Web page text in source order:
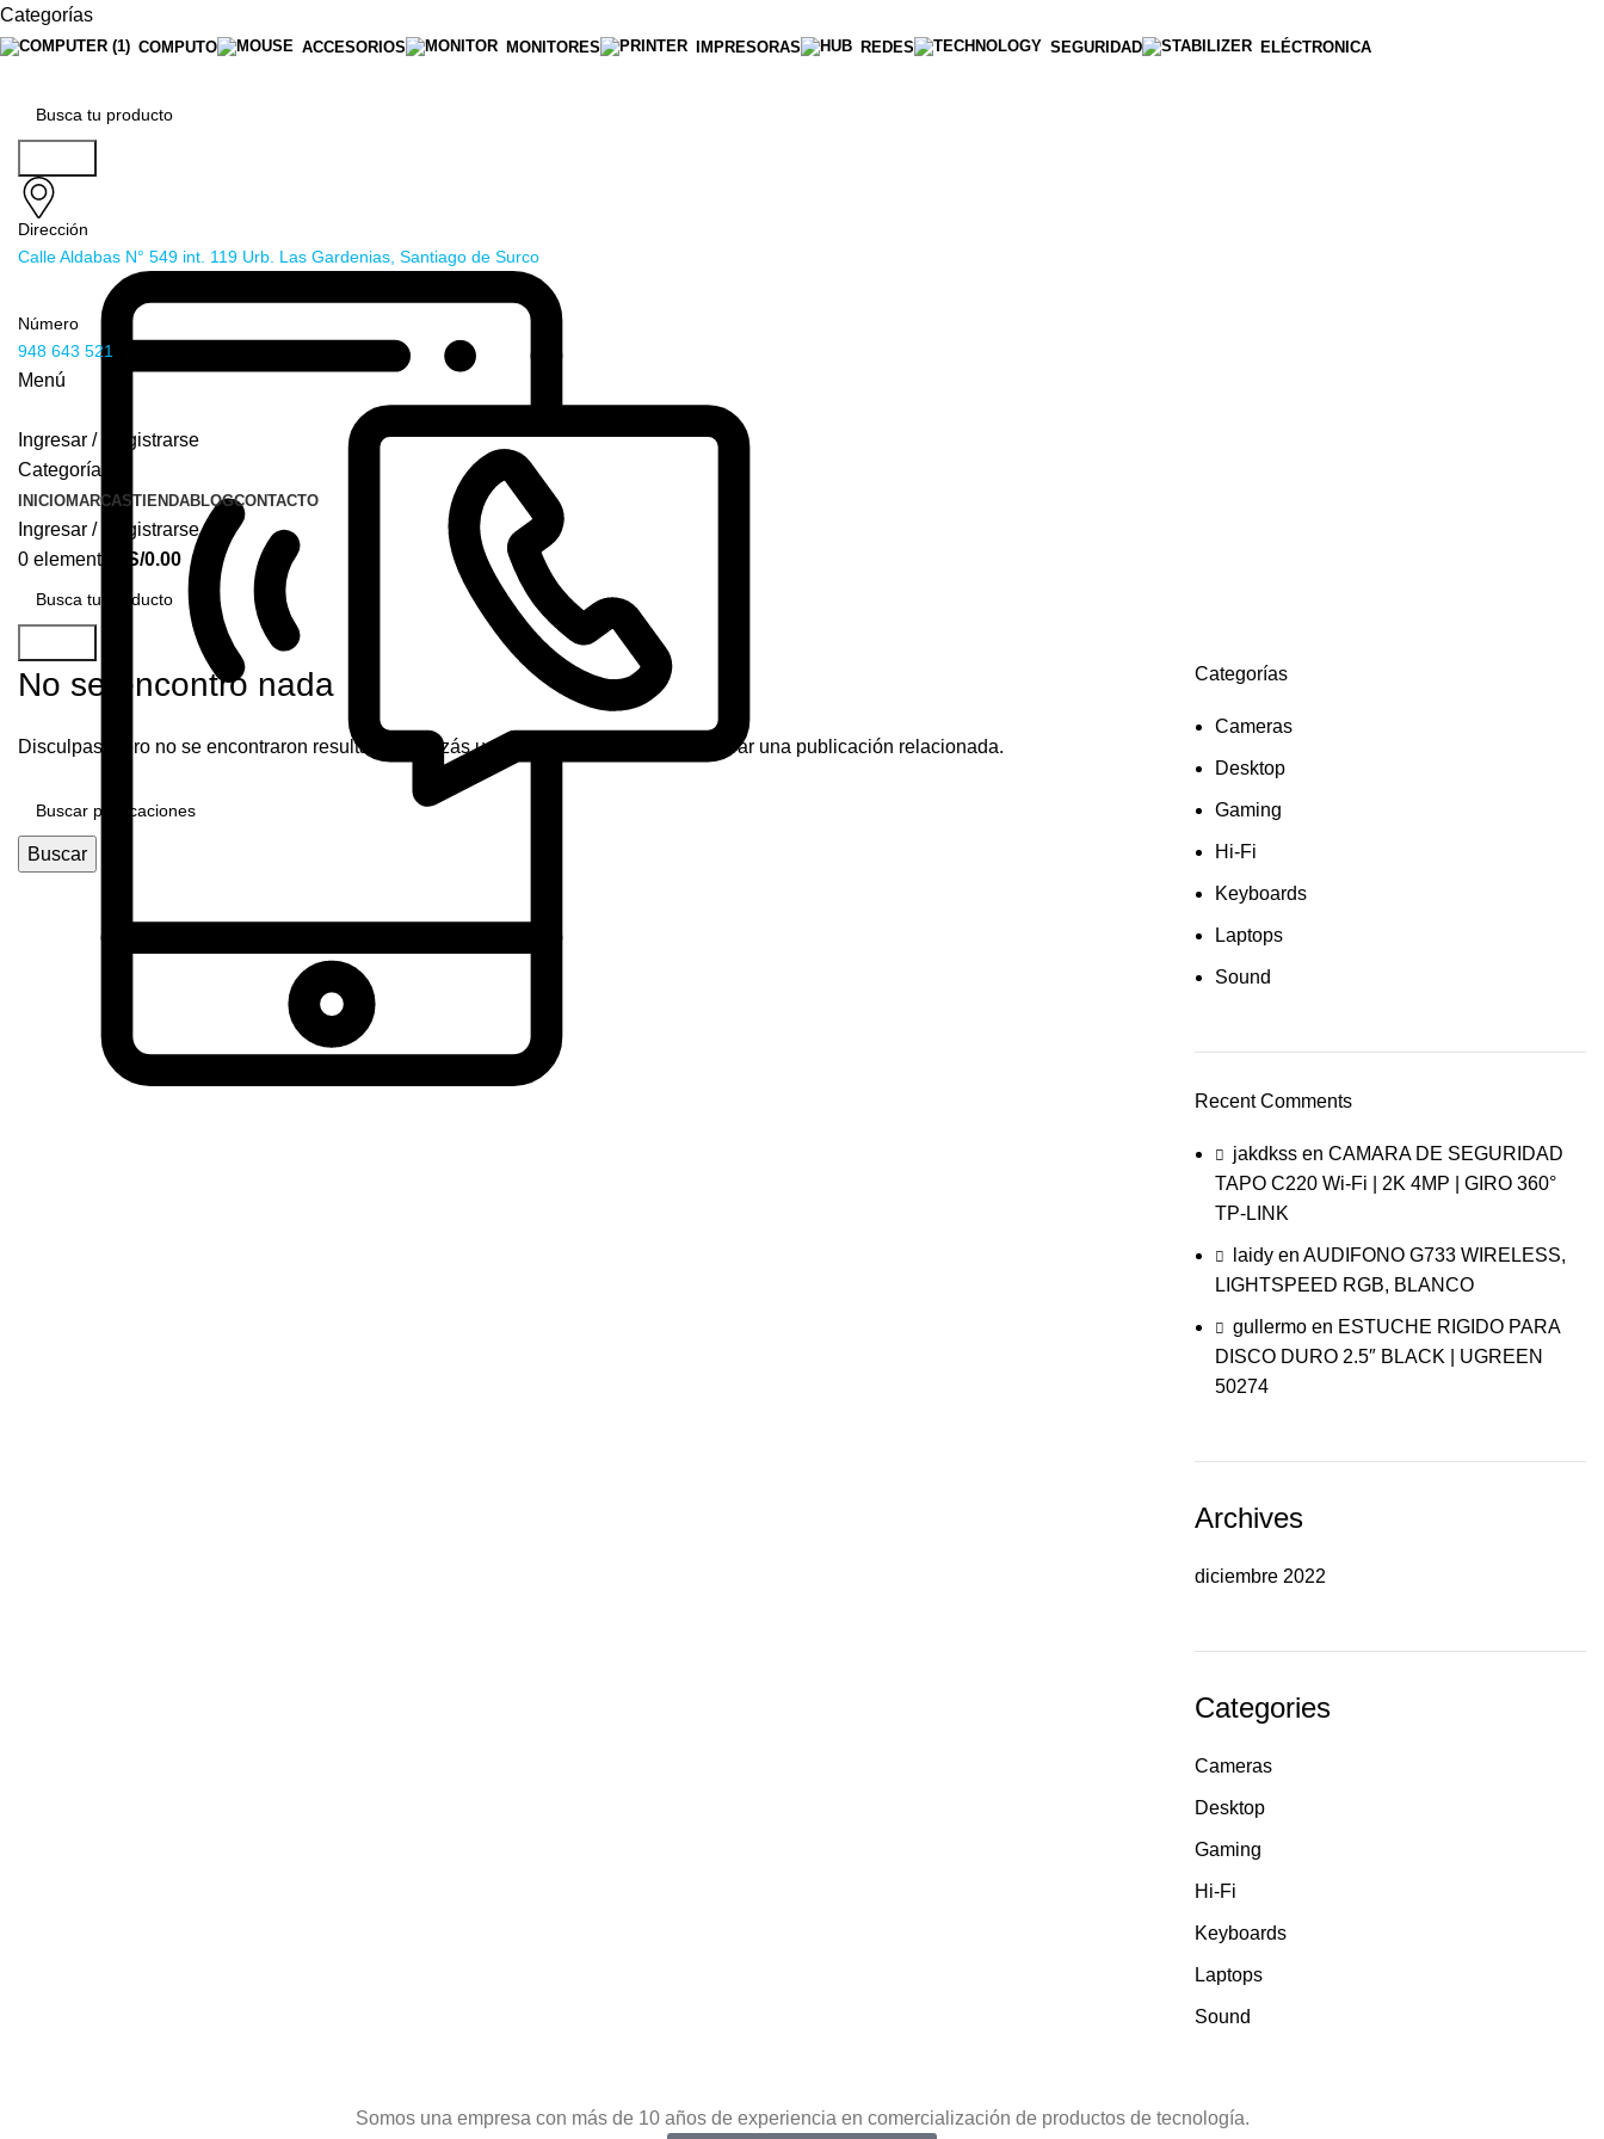
Categorías
COMPUTO ACCESORIOS MONITORES IMPRESORAS REDES SEGURIDAD ELÉCTRONICA
Dirección
Calle Aldabas N° 549 int. 119 Urb. Las Gardenias, Santiago de Surco
Número
948 643 521
Menú
Ingresar / Registrarse
Categorías
INICIOMARCASTIENDABLOGCONTACTO
Ingresar / Registrarse
0 elementos S/0.00
No se encontró nada
Disculpas, pero no se encontraron resultados. Quizás una búsqueda ayude a encontrar una publicación relacionada.
Buscar
Categorías
Cameras
Desktop
Gaming
Hi-Fi
Keyboards
Laptops
Sound
Recent Comments
jakdkssen CAMARA DE SEGURIDAD
TAPO C220 Wi-Fi | 2K 4MP | GIRO 360°
TP-LINK
laidyen AUDIFONO G733 WIRELESS,
LIGHTSPEED RGB, BLANCO
gullermoen ESTUCHE RIGIDO PARA
DISCO DURO 2.5″ BLACK | UGREEN
50274
Archives
diciembre 2022
Categories
Cameras
Desktop
Gaming
Hi-Fi
Keyboards
Laptops
Sound
Somos una empresa con más de 10 años de experiencia en comercialización de productos de tecnología.